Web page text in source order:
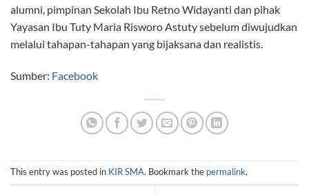
alumni, pimpinan Sekolah Ibu Retno Widayanti dan pihak
Yayasan Ibu Tuty Maria Risworo Astuty sebelum diwujudkan
melalui tahapan-tahapan yang bijaksana dan realistis.
Sumber: Facebook
This entry was posted in KIR SMA. Bookmark the permalink.